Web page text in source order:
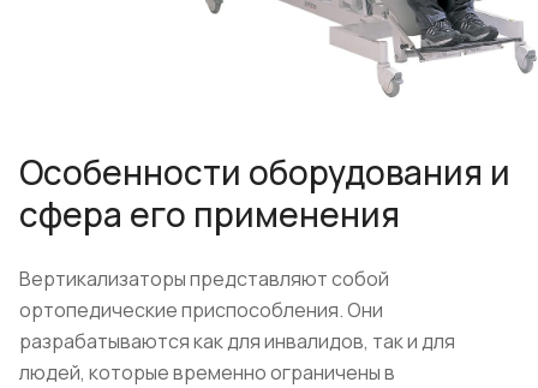
Особенности оборудования и
сфера его применения
Вертикализаторы представляют собой
ортопедические приспособления. Они
разрабатываются как для инвалидов, так и для
людей, которые временно ограничены в